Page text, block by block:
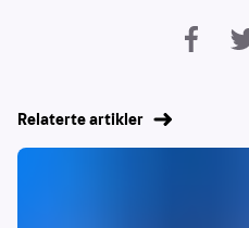
Relaterte artikler